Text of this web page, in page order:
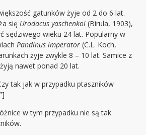
gatunków żyje od 2 do 6 lat.
się Urodacus yaschenkoi (Birula, 1903),
sędziwego wieku 24 lat. Popularny w
Pandinus imperator (C.L. Koch,
żyje zwykle 8 – 10 lat. Samice z
żyją nawet ponad 20 lat.
tak jak w przypadku ptaszników
w tym przypadku nie są tak